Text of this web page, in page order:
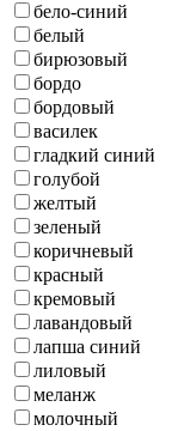
бело-синий
белый
бирюзовый
бордо
бордовый
василек
гладкий синий
голубой
желтый
зеленый
коричневый
красный
кремовый
лавандовый
лапша синий
лиловый
меланж
молочный